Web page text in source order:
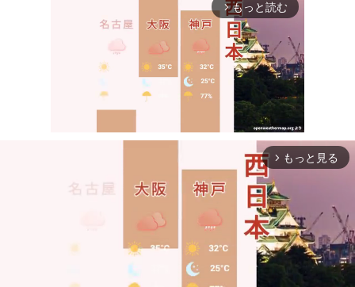
arrow_forward_ios もっと読む
Mute
arrow_forward_ios もっと見る